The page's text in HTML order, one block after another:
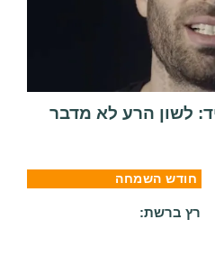
לשון הרע לא מדבר
חודש השמחה
רץ ברשת: